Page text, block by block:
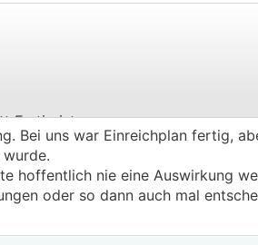
Fertig ist.
Bei uns war Einreichplan fertig,
hoffentlich nie eine Auswirkung
oder so dann auch mal